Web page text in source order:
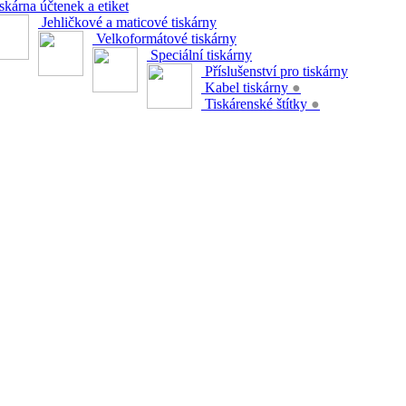
účtenek a etiket
Jehličkové a maticové tiskárny
Velkoformátové tiskárny
Speciální tiskárny
Příslušenství pro tiskárny
Kabel tiskárny ●
Tiskárenské štítky ●